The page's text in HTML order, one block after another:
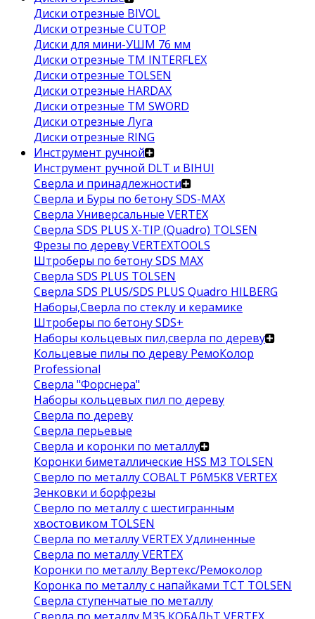
Диски отрезные BIVOL
Диски отрезные CUTOP
Диски для мини-УШМ 76 мм
Диски отрезные ТМ INTERFLEX
Диски отрезные TOLSEN
Диски отрезные HARDAX
Диски отрезные ТМ SWORD
Диски отрезные Луга
Диски отрезные RING
Инструмент ручной
Инструмент ручной DLT и BIHUI
Сверла и принадлежности
Сверла и Буры по бетону SDS-MAX
Сверла Универсальные VERTEX
Сверла SDS PLUS X-TIP (Quadro) TOLSEN
Фрезы по дереву VERTEXTOOLS
Штроберы по бетону SDS MAX
Сверла SDS PLUS TOLSEN
Сверла SDS PLUS/SDS PLUS Quadro HILBERG
Наборы,Сверла по стеклу и керамике
Штроберы по бетону SDS+
Наборы кольцевых пил,сверла по дереву
Кольцевые пилы по дереву РемоКолор
Professional
Сверла "Форснера"
Наборы кольцевых пил по дереву
Сверла по дереву
Сверла перьевые
Сверла и коронки по металлу
Коронки биметаллические HSS M3 TOLSEN
Сверло по металлу COBALT Р6М5К8 VERTEX
Зенковки и борфрезы
Сверло по металлу с шестигранным
хвостовиком TOLSEN
Сверла по металлу VERTEX Удлиненные
Сверла по металлу VERTEX
Коронки по металлу Вертекс/Ремоколор
Коронка по металлу с напайками TCT TOLSEN
Сверла ступенчатые по металлу